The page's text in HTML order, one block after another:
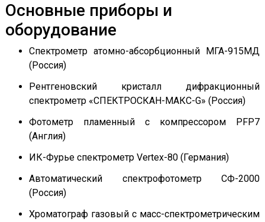
Основные приборы и
оборудование
Спектрометр атомно-абсорбционный МГА-915МД
(Россия)
Рентгеновский кристалл дифракционный
спектрометр «СПЕКТРОСКАН-МАКC-G» (Россия)
Фотометр пламенный с компрессором PFP7
(Англия)
ИК-Фурье спектрометр Vertex-80 (Германия)
Автоматический спектрофотометр СФ-2000
(Россия)
Хроматограф газовый с масс-спектрометрическим